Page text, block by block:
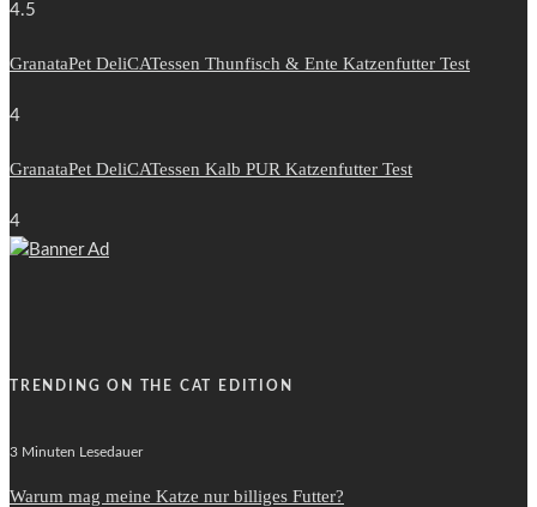
4.5
GranataPet DeliCATessen Thunfisch & Ente Katzenfutter Test
4
GranataPet DeliCATessen Kalb PUR Katzenfutter Test
4
TRENDING ON THE CAT EDITION
3 Minuten Lesedauer
Warum mag meine Katze nur billiges Futter?